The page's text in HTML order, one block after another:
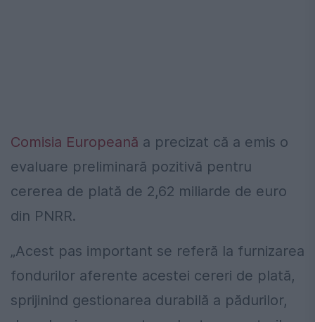
Comisia Europeană a precizat că a emis o
evaluare preliminară pozitivă pentru
cererea de plată de 2,62 miliarde de euro
din PNRR.
„Acest pas important se referă la furnizarea
fondurilor aferente acestei cereri de plată,
sprijinind gestionarea durabilă a pădurilor,